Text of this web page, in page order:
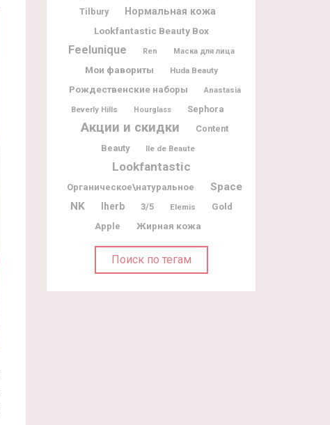
Tilbury
Нормальная кожа
Lookfantastic Beauty Box
Feelunique Ren Маска для лица
Мои фавориты Huda Beauty
Рождественские наборы Anastasia
Beverly Hills Hourglass Sephora
Акции и скидки
Content
Beauty
Ile de Beaute
Lookfantastic
Органическое\натуральное
Space
NK
Iherb 3/5 Elemis
Gold
Apple
Жирная кожа
Поиск по тегам